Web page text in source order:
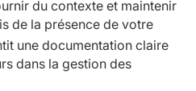
du contexte et maintenir
de la présence de votre
une documentation claire
dans la gestion des